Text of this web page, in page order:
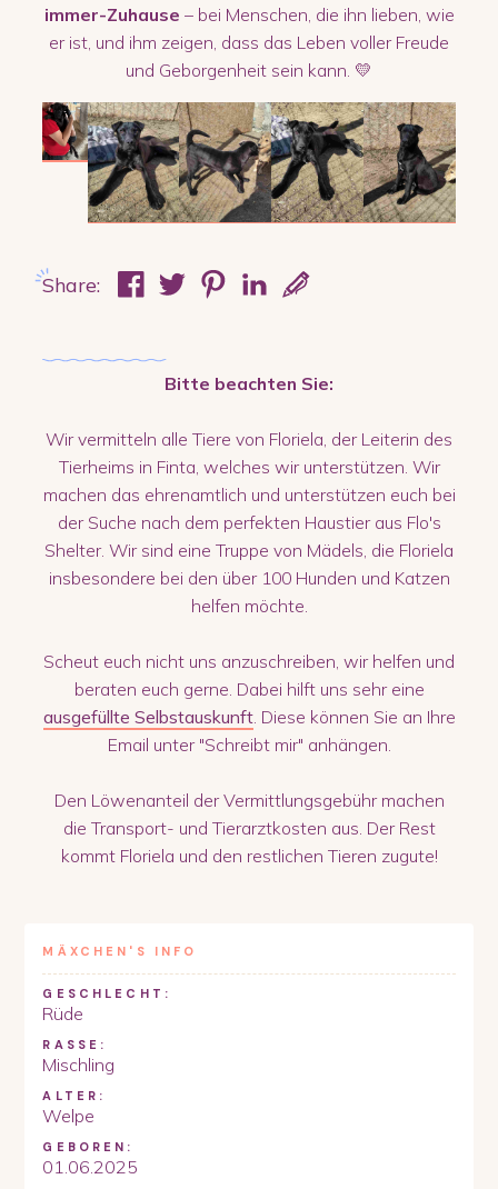
immer-Zuhause – bei Menschen, die ihn lieben, wie
er ist, und ihm zeigen, dass das Leben voller Freude
und Geborgenheit sein kann. 💛
Share:
Bitte beachten Sie:
Wir vermitteln alle Tiere von Floriela, der Leiterin des
Tierheims in Finta, welches wir unterstützen. Wir
machen das ehrenamtlich und unterstützen euch bei
der Suche nach dem perfekten Haustier aus Flo's
Shelter. Wir sind eine Truppe von Mädels, die Floriela
insbesondere bei den über 100 Hunden und Katzen
helfen möchte.
Scheut euch nicht uns anzuschreiben, wir helfen und
beraten euch gerne. Dabei hilft uns sehr eine
ausgefüllte Selbstauskunft. Diese können Sie an Ihre
Email unter "Schreibt mir" anhängen.
Den Löwenanteil der Vermittlungsgebühr machen
die Transport- und Tierarztkosten aus. Der Rest
kommt Floriela und den restlichen Tieren zugute!
MÄXCHEN 'S INFO
GESCHLECHT:
Rüde
RASSE:
Mischling
ALTER:
Welpe
GEBOREN:
01.06.2025